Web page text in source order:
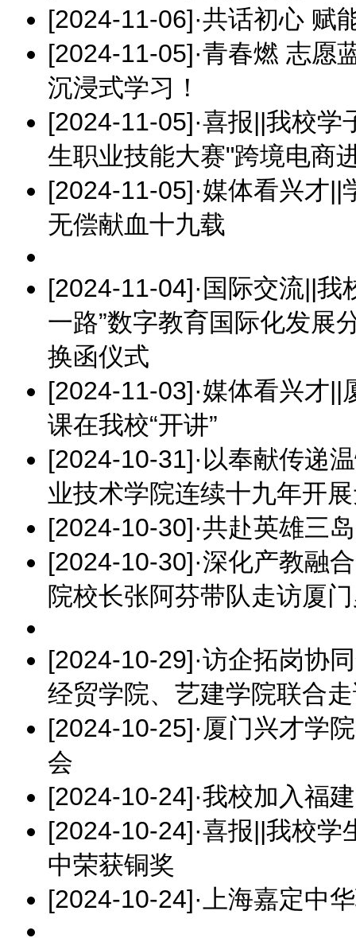
[2024-11-06]·共话初心 赋
[2024-11-05]·青春燃 志愿
沉浸式学习！
[2024-11-05]·喜报||我校学
生职业技能大赛"跨境电商
[2024-11-05]·媒体看兴才||
无偿献血十九载
[2024-11-04]· 国际交流||我
一路”数字教育国际化发展
换函仪式
[2024-11-03]·媒体看兴才||
课在我校“开讲”
[2024-10-31]· 以奉献传递
业技术学院连续十九年开
[2024-10-30]·共赴英雄三
[2024-10-30]·深化产教融
院校长张阿芬带队走访厦
[2024-10-29]·访企拓岗协
经贸学院、艺建学院联合
[2024-10-25]· 厦门兴才学
会
[2024-10-24]·我校加入福
[2024-10-24]·喜报||我校学
中荣获铜奖
[2024-10-24]· 上海嘉定中